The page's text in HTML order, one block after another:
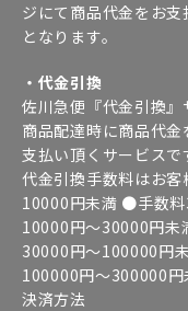
ジにて商品代金をお
となります。
・代金引換
佐川急便『代金引換』
商品配達時に商品代
支払い頂くサービスで
代金引換手数料はお
10000円未満 ●手数
10000円～30000円
30000円～100000円
100000円～300000
決済方法